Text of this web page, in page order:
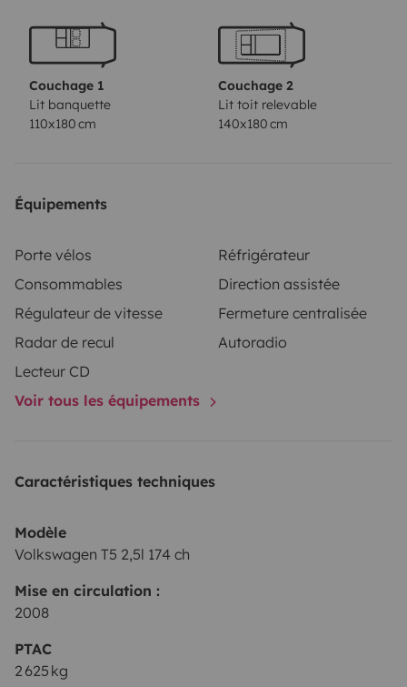
Couchage 1
Lit banquette
110x180 cm
Couchage 2
Lit toit relevable
140x180 cm
Équipements
Porte vélos
Réfrigérateur
Consommables
Direction assistée
Régulateur de vitesse
Fermeture centralisée
Radar de recul
Autoradio
Lecteur CD
Voir tous les équipements
Caractéristiques techniques
Modèle
Volkswagen T5 2,5l 174 ch
Mise en circulation :
2008
PTAC
2 625 kg